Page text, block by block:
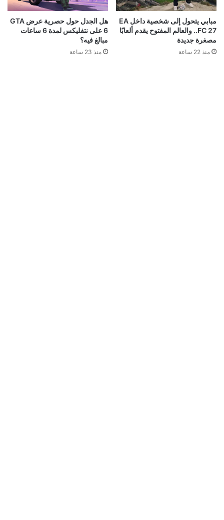
مبابي يتحول إلى شخصية داخل EA
FC 27.. والعالم المفتوح يقدم ألعابًا
مصغرة جديدة
منذ 22 ساعة
هل الجدل حول حصرية عرض GTA
6 على نتفليكس لمدة 6 ساعات
مبالغ فيه؟
منذ 23 ساعة